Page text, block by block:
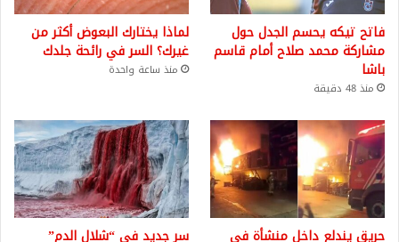
فاتح تيكه يحسم الجدل حول
مشاركة محمد صلاح أمام قاسم
باشا
منذ 48 دقيقة
لماذا يختارك البعوض أكثر من
غيرك؟ السر في رائحة جلدك
منذ ساعة واحدة
حريق يندلع داخل منشأة في سر جديد في “شلال الدم”